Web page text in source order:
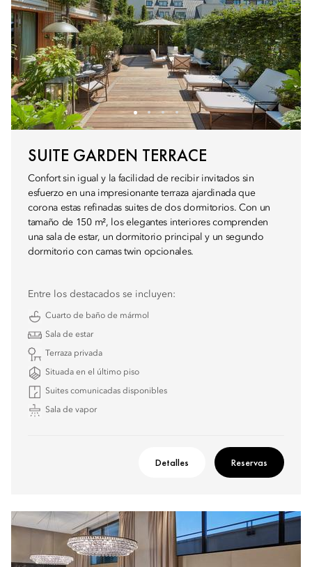
SUITE GARDEN TERRACE
Confort sin igual y la facilidad de recibir invitados sin
esfuerzo en una impresionante terraza ajardinada que
corona estas refinadas suites de dos dormitorios. Con un
tamaño de 150 m², los elegantes interiores comprenden
una sala de estar, un dormitorio principal y un segundo
dormitorio con camas twin opcionales.
Entre los destacados se incluyen:
Cuarto de baño de mármol
Sala de estar
Terraza privada
Situada en el último piso
Suites comunicadas disponibles
Sala de vapor
Detalles Reservas